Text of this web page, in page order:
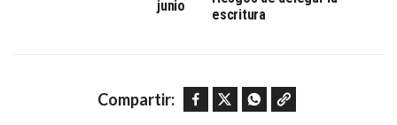
junio
escritura
Compartir: Facebook Twitter WhatsApp Copy link